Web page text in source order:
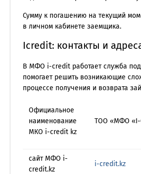
Сумму к погашению на текущий
в личном кабинете заемщика.
Icredit: контакты и
В МФО i-credit работает служба
помогает решить возникающие
процессе получения и возврата
Официальное
наименование
МКО i-credit kz
ТОО «МФО «I-
сайт МФО i-
credit.kz
i-credit.kz